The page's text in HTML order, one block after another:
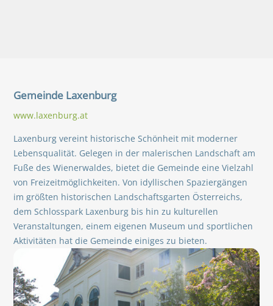
Gemeinde Laxenburg
www.laxenburg.at
Laxenburg vereint historische Schönheit mit moderner
Lebensqualität. Gelegen in der malerischen Landschaft am
Fuße des Wienerwaldes, bietet die Gemeinde eine Vielzahl
von Freizeitmöglichkeiten. Von idyllischen Spaziergängen
im größten historischen Landschaftsgarten Österreichs,
dem Schlosspark Laxenburg bis hin zu kulturellen
Veranstaltungen, einem eigenen Museum und sportlichen
Aktivitäten hat die Gemeinde einiges zu bieten.